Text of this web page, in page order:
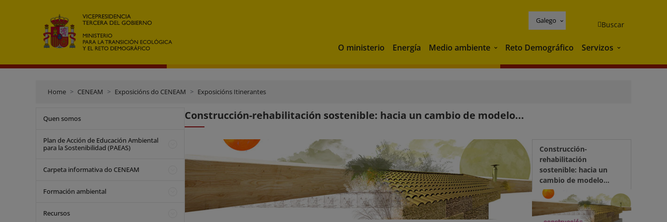
Galego Buscar
O ministerio Energía Medio ambiente Medio ambiente
Reto Demográfico Servizos Servizos
Home CENEAM Exposicións do CENEAM Exposicións Itinerantes
Quen somos
Plan de Acción de Educación Ambiental
para la Sostenibilidad (PAEAS)
Carpeta informativa do CENEAM
Formación ambiental
Recursos
Construcción-rehabilitación sostenible: hacia un cambio de modelo...
Construcción-
rehabilitación
sostenible: hacia un
cambio de modelo...